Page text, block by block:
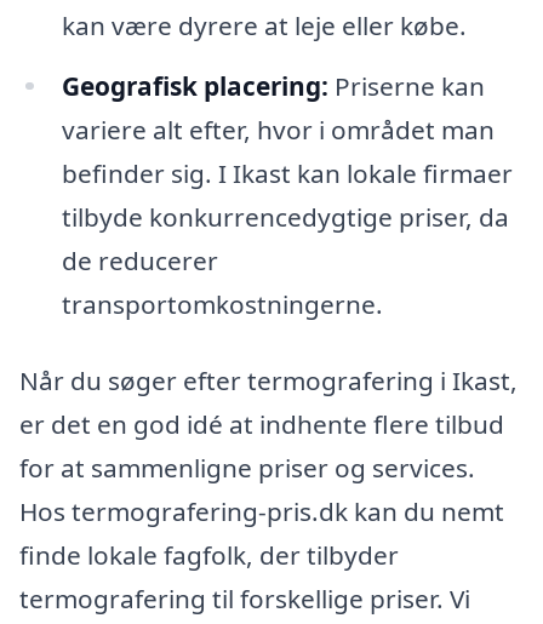
kan være dyrere at leje eller købe.
Geografisk placering: Priserne kan
variere alt efter, hvor i området man
befinder sig. I Ikast kan lokale firmaer
tilbyde konkurrencedygtige priser, da
de reducerer
transportomkostningerne.
Når du søger efter termografering i Ikast,
er det en god idé at indhente flere tilbud
for at sammenligne priser og services.
Hos termografering-pris.dk kan du nemt
finde lokale fagfolk, der tilbyder
termografering til forskellige priser. Vi